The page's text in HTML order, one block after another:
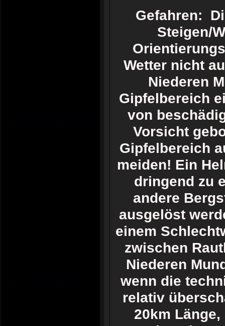
Gefahren:
Steigen/
Wetter nicht
Niederen
Gipfelbereich
von
Vorsicht
Gipfelbereich
meiden! Ein
dringend zu
andere
ausgelöst
einem
zwischen
Niederen
wenn die
relativ
20km